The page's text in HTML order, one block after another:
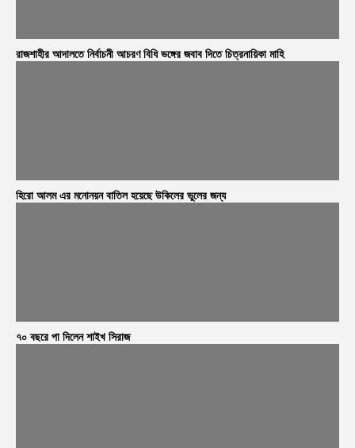
রাজশাহীর আদালতে নির্বাচনী আচরণ বিধি ভঙ্গের জবাব দিতে চিত্রনায়িকা মাহি
হিরো আলম এর মনোনয়ন বাতিল হয়েছে উকিলের ভুলের জন্য
৭০ বছরে পা দিলেন শাইখ সিরাজ